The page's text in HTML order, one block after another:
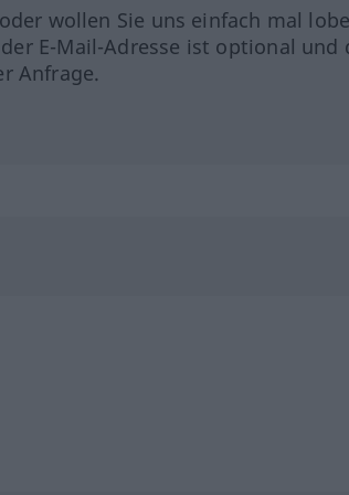
wollen Sie uns einfach mal
E-Mail-Adresse ist optional und
Anfrage.